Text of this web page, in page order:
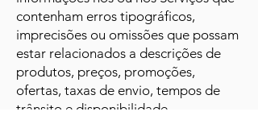
contenham erros tipográficos,
imprecisões ou omissões que possam
estar relacionados a descrições de
produtos, preços, promoções,
ofertas, taxas de envio, tempos de
trânsito e disponibilidade.